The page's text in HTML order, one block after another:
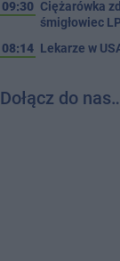
09:30 Ciężarówka
śmigłowiec
08:14 Lekarze w
Dołącz do